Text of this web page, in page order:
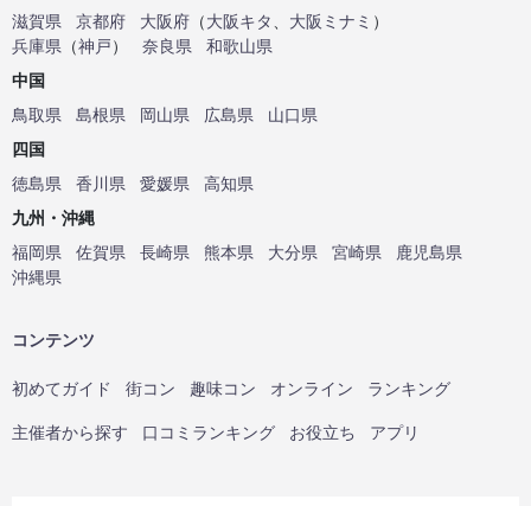
滋賀県
京都府 大阪府 （大阪キタ 大阪ミナミ ）
兵庫県 （神戸） 奈良県
和歌山県
中国
鳥取県
島根県 岡山県 広島県
山口県
四国
徳島県
香川県 愛媛県
高知県
九州・沖縄
福岡県
佐賀県 長崎県 熊本県 大分県 宮崎県
鹿児島県
沖縄県
コンテンツ
初めてガイド 街コン 趣味コン オンライン ランキング
主催者から探す 口コミランキング お役立ち アプリ